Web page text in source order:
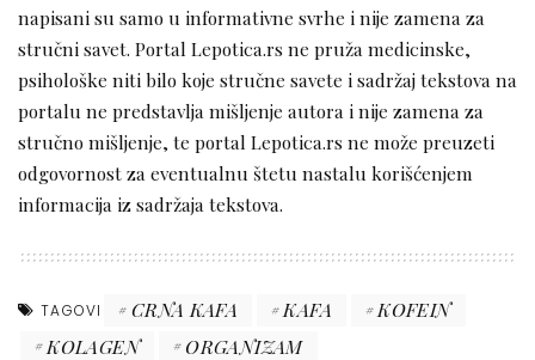
napisani su samo u informativne svrhe i nije zamena za
stručni savet. Portal Lepotica.rs ne pruža medicinske,
psihološke niti bilo koje stručne savete i sadržaj tekstova na
portalu ne predstavlja mišljenje autora i nije zamena za
stručno mišljenje, te portal Lepotica.rs ne može preuzeti
odgovornost za eventualnu štetu nastalu korišćenjem
informacija iz sadržaja tekstova.
TAGOVI CRNA KAFA KAFA
KOFEIN
KOLAGEN
ORGANIZAM